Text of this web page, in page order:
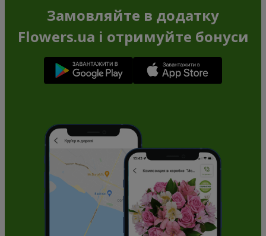
Замовляйте в додатку
Flowers.ua і отримуйте бонуси